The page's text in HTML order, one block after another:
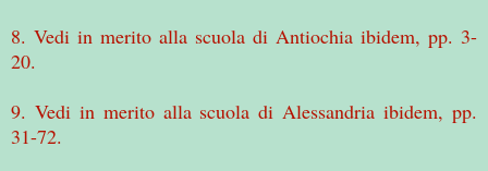
8. Vedi in merito alla scuola di Antiochia ibidem, pp. 3-
20.
9. Vedi in merito alla scuola di Alessandria ibidem, pp.
31-72.